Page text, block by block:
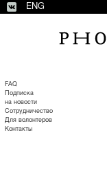
ENG
FAQ
Подписка
на новости
Сотрудничество
Для волонтеров
Контакты